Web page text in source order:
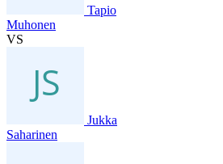
Tapio
Muhonen
VS
Jukka
Saharinen